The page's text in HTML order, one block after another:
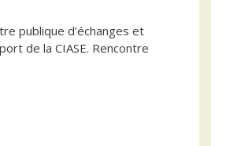
publique d’échanges et
de la CIASE. Rencontre